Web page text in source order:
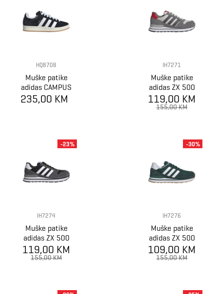
HQ8708
Muške patike
adidas CAMPUS
00s
235,00 KM
IH7271
Muške patike
adidas ZX 500
RS
119,00 KM
155,00 KM
IH7274
Muške patike
adidas ZX 500
RS
119,00 KM
155,00 KM
-23%
IH7276
Muške patike
adidas ZX 500
RS
109,00 KM
155,00 KM
-30%